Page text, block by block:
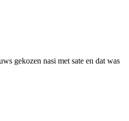
gekozen nasi met sate en dat was